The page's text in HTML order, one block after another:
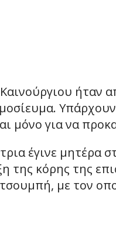
ήταν
μόνο για να
έγινε μητέρα
της κόρης της
με τον